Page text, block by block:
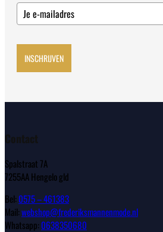
INSCHRIJVEN
Contact
Spalstraat 7A
7255AA Hengelo gld
Bel:0575 – 461383
Mail:webshop@frederiksmannenmode.nl
Whatsapp:0638350680